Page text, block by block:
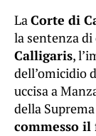
LaCorte di
la sentenza
Calligaris,
dell’omicidio
uccisa a
della
commesso il